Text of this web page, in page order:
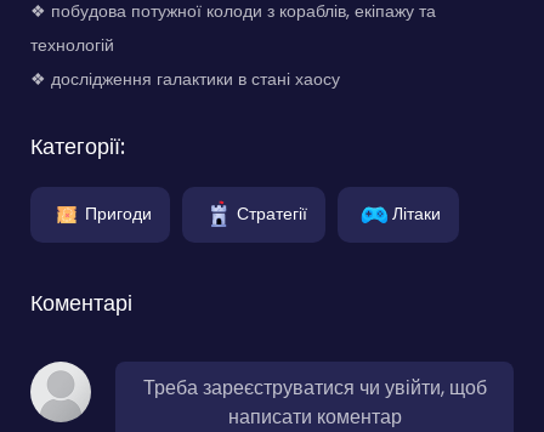
❖ побудова потужної колоди з кораблів, екіпажу та
технологій
❖ дослідження галактики в стані хаосу
Категорії:
Пригоди Стратегії Літаки
Коментарі
Треба зареєструватися чи увійти, щоб
написати коментар